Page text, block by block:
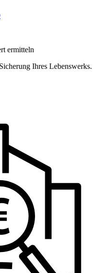
ermitteln
Ihres Lebenswerks.